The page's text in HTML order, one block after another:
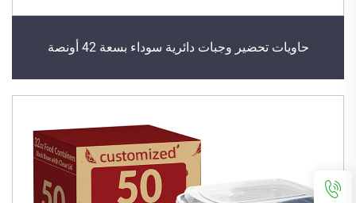
حاويات تحضير وجبات دائرية سوداء بسعة 42 أونصة